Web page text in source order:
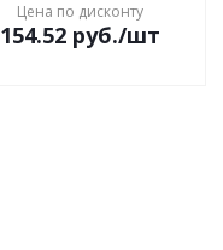
Цена по дисконту
154.52руб./шт